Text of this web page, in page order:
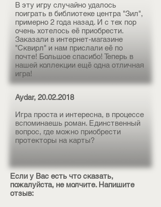
В эту игру случайно удалось
поиграть в библиотеке центра "Зил",
примерно 2 года назад. И с тех пор
очень хотелось её приобрести.
Заказали в интернет-магазине
"Сквирл" и нам прислали её по
почте! Большое спасибо! Теперь в
нашей коллекции ещё одна отличная
игра!
Aydar, 20.02.2018
Игра проста и интересна, в процессе
вспоминаешь роман. Единственный
вопрос, где можно приобрести
протекторы на карты?
Если у Вас есть что сказать,
пожалуйста, не молчите. Напишите
отзыв: